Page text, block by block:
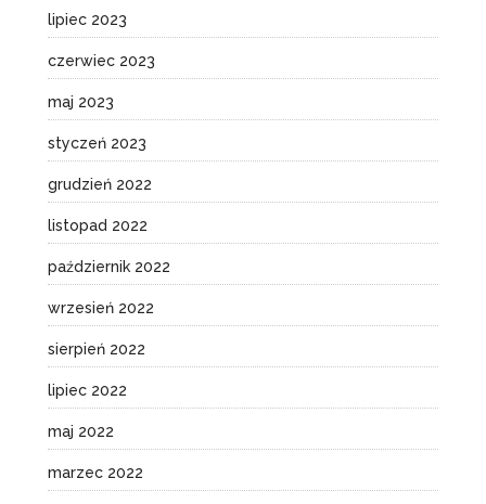
lipiec 2023
czerwiec 2023
maj 2023
styczeń 2023
grudzień 2022
listopad 2022
październik 2022
wrzesień 2022
sierpień 2022
lipiec 2022
maj 2022
marzec 2022